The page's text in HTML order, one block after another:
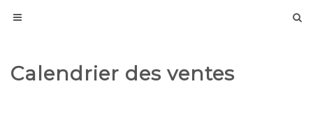
Calendrier des ventes